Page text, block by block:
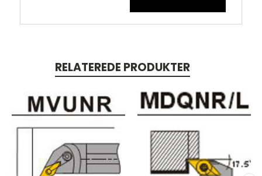
RELATEREDE PRODUKTER